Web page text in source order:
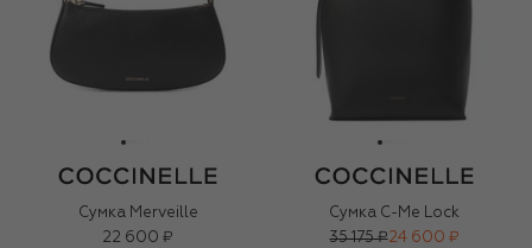
Сумка Merveille
22 600 ₽
Сумка C-Me Lock
35 175 ₽24 600 ₽